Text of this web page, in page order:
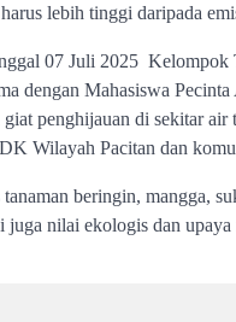
lebih tinggi daripada
07 Juli 2025
dengan Mahasiswa
penghijauan di sekitar
Wilayah Pacitan dan
beringin, mangga,
nilai ekologis dan